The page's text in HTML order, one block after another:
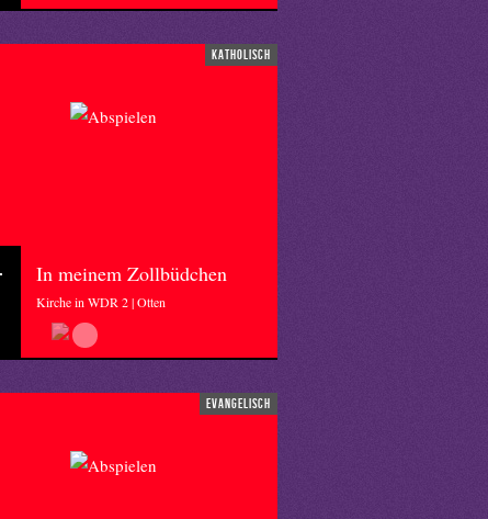
katholisch
In meinem Zollbüdchen
Kirche in WDR 2 | Otten
evangelisch